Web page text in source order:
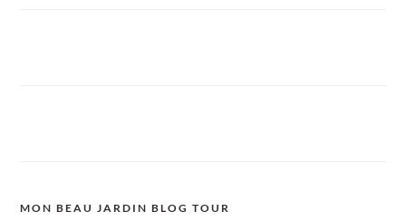
MON BEAU JARDIN BLOG TOUR